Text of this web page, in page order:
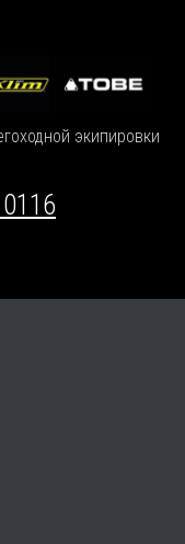
экипировки